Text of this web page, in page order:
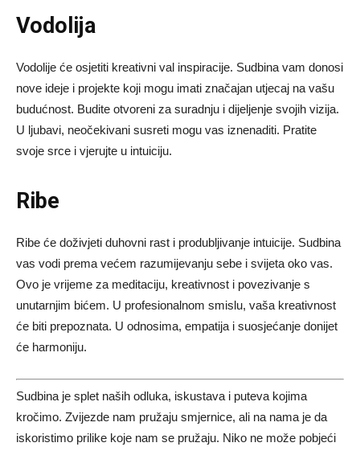
Vodolija
Vodolije će osjetiti kreativni val inspiracije. Sudbina vam donosi
nove ideje i projekte koji mogu imati značajan utjecaj na vašu
budućnost. Budite otvoreni za suradnju i dijeljenje svojih vizija.
U ljubavi, neočekivani susreti mogu vas iznenaditi. Pratite
svoje srce i vjerujte u intuiciju.
Ribe
Ribe će doživjeti duhovni rast i produbljivanje intuicije. Sudbina
vas vodi prema većem razumijevanju sebe i svijeta oko vas.
Ovo je vrijeme za meditaciju, kreativnost i povezivanje s
unutarnjim bićem. U profesionalnom smislu, vaša kreativnost
će biti prepoznata. U odnosima, empatija i suosjećanje donijet
će harmoniju.
Sudbina je splet naših odluka, iskustava i puteva kojima
kročimo. Zvijezde nam pružaju smjernice, ali na nama je da
iskoristimo prilike koje nam se pružaju. Niko ne može pobjeći